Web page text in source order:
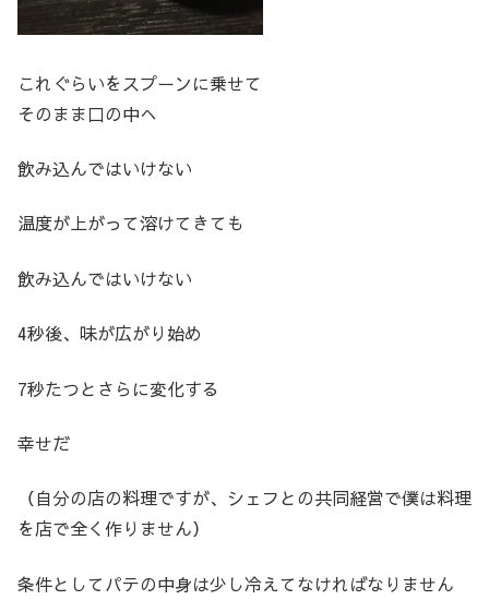
これぐらいをスプーンに乗せて
そのまま口の中へ
飲み込んではいけない
温度が上がって溶けてきても
飲み込んではいけない
4秒後、味が広がり始め
7秒たつとさらに変化する
幸せだ
（自分の店の料理ですが、シェフとの共同経営で僕は料理
を店で全く作りません）
条件としてパテの中身は少し冷えてなければなりません